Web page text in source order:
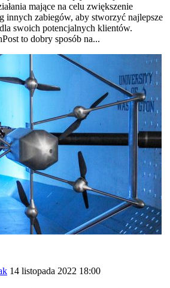
mające na celu zwiększenie
innych zabiegów, aby stworzyć najlepsze
swoich potencjalnych klientów.
to dobry sposób na...
14 listopada 2022 18:00